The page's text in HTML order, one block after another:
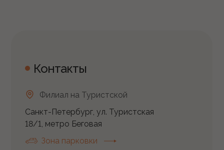
Контакты
Санкт-Петербург, ул. Туристская
18/1, метро Беговая
Филиал на Туристской
Зона парковки